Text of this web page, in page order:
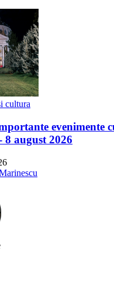
cultura
evenimente
8 august 2026